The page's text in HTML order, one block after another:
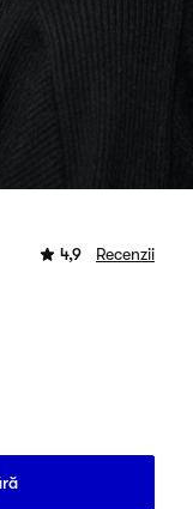
4,9 Recenzii